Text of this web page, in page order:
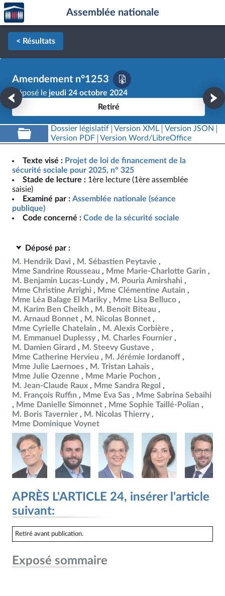
Aller au contenu
Aller en bas de la page
Accèder
à la
page
d'accueil
Assemblée nationale
< Résultats
Amendement n°1253
Déposé le jeudi 24 octobre 2024
Retiré
Dossier législatif Version XML
Version JSON
Version PDF
Version Word/LibreOffice
Texte visé : Projet de loi de financement de la
sécurité sociale pour 2025, n° 325
Stade de lecture : 1ère lecture (1ère assemblée
saisie)
Examiné par : Assemblée nationale (séance
publique)
Code concerné : Code de la sécurité sociale
Déposé par :
M. Hendrik Davi
M. Sébastien Peytavie
Mme Sandrine Rousseau
Mme Marie-Charlotte Garin
M. Benjamin Lucas-Lundy
M. Pouria Amirshahi
Mme Christine Arrighi
Mme Clémentine Autain
Mme Léa Balage El Mariky
Mme Lisa Belluco
M. Karim Ben Cheikh
M. Benoît Biteau
M. Arnaud Bonnet
M. Nicolas Bonnet
Mme Cyrielle Chatelain
M. Alexis Corbière
M. Emmanuel Duplessy
M. Charles Fournier
M. Damien Girard
M. Steevy Gustave
Mme Catherine Hervieu
M. Jérémie Iordanoff
Mme Julie Laernoes
M. Tristan Lahais
Mme Julie Ozenne
Mme Marie Pochon
M. Jean-Claude Raux
Mme Sandra Regol
M. François Ruffin
Mme Eva Sas
Mme Sabrina Sebaihi
Mme Danielle Simonnet
Mme Sophie Taillé-Polian
M. Boris Tavernier
M. Nicolas Thierry
Mme Dominique Voynet
APRÈS L'ARTICLE 24, insérer l'article
suivant:
Retiré avant publication.
Exposé sommaire